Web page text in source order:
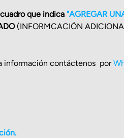
que indica "AGREGAR
(INFORMCACIÓN
información contáctenos por